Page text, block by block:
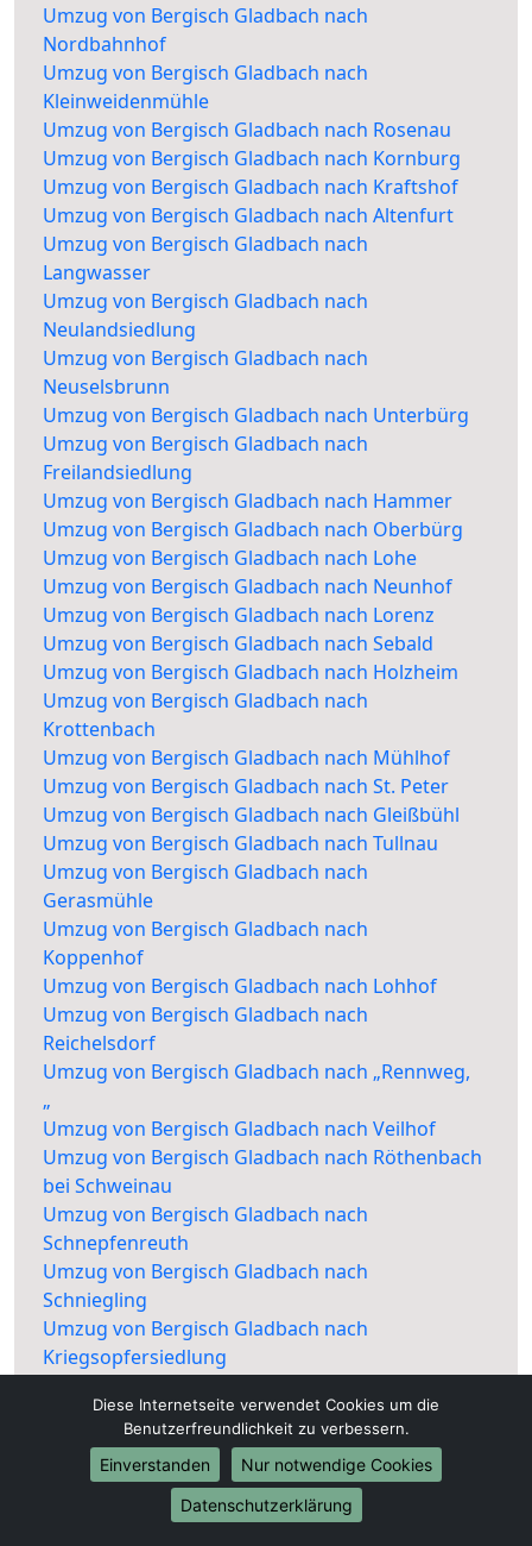
Umzug von Bergisch Gladbach nach
Nordbahnhof
Umzug von Bergisch Gladbach nach
Kleinweidenmühle
Umzug von Bergisch Gladbach nach Rosenau
Umzug von Bergisch Gladbach nach Kornburg
Umzug von Bergisch Gladbach nach Kraftshof
Umzug von Bergisch Gladbach nach Altenfurt
Umzug von Bergisch Gladbach nach
Langwasser
Umzug von Bergisch Gladbach nach
Neulandsiedlung
Umzug von Bergisch Gladbach nach
Neuselsbrunn
Umzug von Bergisch Gladbach nach Unterbürg
Umzug von Bergisch Gladbach nach
Freilandsiedlung
Umzug von Bergisch Gladbach nach Hammer
Umzug von Bergisch Gladbach nach Oberbürg
Umzug von Bergisch Gladbach nach Lohe
Umzug von Bergisch Gladbach nach Neunhof
Umzug von Bergisch Gladbach nach Lorenz
Umzug von Bergisch Gladbach nach Sebald
Umzug von Bergisch Gladbach nach Holzheim
Umzug von Bergisch Gladbach nach
Krottenbach
Umzug von Bergisch Gladbach nach Mühlhof
Umzug von Bergisch Gladbach nach St. Peter
Umzug von Bergisch Gladbach nach Gleißbühl
Umzug von Bergisch Gladbach nach Tullnau
Umzug von Bergisch Gladbach nach
Gerasmühle
Umzug von Bergisch Gladbach nach
Koppenhof
Umzug von Bergisch Gladbach nach Lohhof
Umzug von Bergisch Gladbach nach
Reichelsdorf
Umzug von Bergisch Gladbach nach „Rennweg,
„
Umzug von Bergisch Gladbach nach Veilhof
Umzug von Bergisch Gladbach nach Röthenbach
bei Schweinau
Umzug von Bergisch Gladbach nach
Schnepfenreuth
Umzug von Bergisch Gladbach nach
Schniegling
Umzug von Bergisch Gladbach nach
Kriegsopfersiedlung
Schoppershof
Umzug von Bergisch Gladbach nach
Rechenberg
Umzug von Bergisch Gladbach nach Veilhof
Umzug von Bergisch Gladbach nach
Diese Internetseite verwendet Cookies um die
Benutzerfreundlichkeit zu verbessern.
Einverstanden
Nur notwendige Cookies
Datenschutzerklärung